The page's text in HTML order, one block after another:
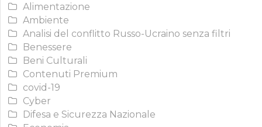
Alimentazione
Ambiente
Analisi del conflitto Russo-Ucraino senza filtri
Benessere
Beni Culturali
Contenuti Premium
covid-19
Cyber
Difesa e Sicurezza Nazionale